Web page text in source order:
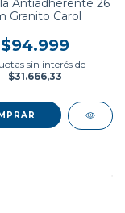
Antiadherente 26
Granito Carol
$94.999
sin interés de
$31.666,33